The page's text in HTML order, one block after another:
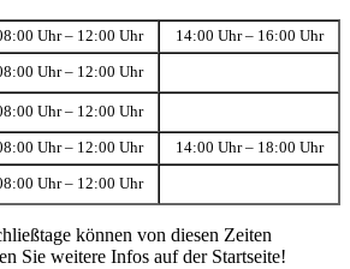
Uhr – 12:00 Uhr 14:00 Uhr – 16:00 Uhr
Uhr – 12:00 Uhr
Uhr – 12:00 Uhr
Uhr – 12:00 Uhr 14:00 Uhr – 18:00 Uhr
Uhr – 12:00 Uhr
können von diesen Zeiten
Sie weitere Infos auf der Startseite!